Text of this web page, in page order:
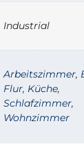
Industrial
Arbeitszimmer,
Flur, Küche,
Schlafzimmer,
Wohnzimmer